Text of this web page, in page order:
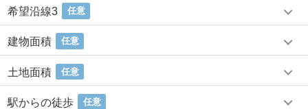
希望沿線3 任意
建物面積 任意
土地面積 任意
駅からの徒歩 任意